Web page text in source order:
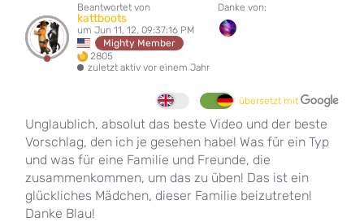
Beantwortet von
kattboots
um Jun 11, 12, 09:37:16 PM
Mighty Member
2805
zuletzt aktiv vor einem Jahr
Danke von:
übersetzt mit
Unglaublich, absolut das beste Video und der beste
Vorschlag, den ich je gesehen habe! Was für ein Typ
und was für eine Familie und Freunde, die
zusammenkommen, um das zu üben! Das ist ein
glückliches Mädchen, dieser Familie beizutreten!
Danke Blau!